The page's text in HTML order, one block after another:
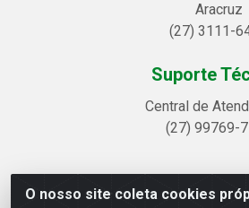
O nosso site coleta cookies
Aracruz
(27) 3111-
Suporte
Central de
(27) 99769-